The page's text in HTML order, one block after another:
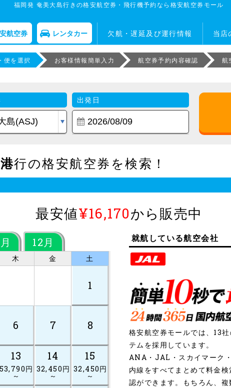
福岡発 奄美大島行きの格安航空券・飛行機予約なら格安航空券モール
航空券 レンタカー 欠航・遅延及び運行情報 当店
便を選択 お客様情報簡単入力 航空券予約内容確認 航
出発日
行の格安航空券を検索！
最安値¥16,170から販売中
12月
木 金 土
1
6 7 8
13
53,790円
～
14
32,450円
～
15
32,450円
～
就航している航空会社
格安航空券モールでは、13
テムを採用しています。
ANA・JAL・スカイマーク
内線をすべてまとめて料金
認ができます。もちろん、